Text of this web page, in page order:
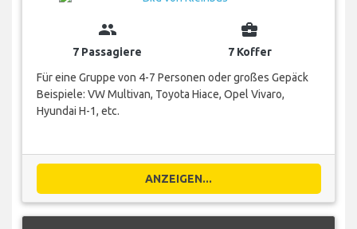
group
7 Passagiere
business_center
7 Koffer
Für eine Gruppe von 4-7 Personen oder großes Gepäck
Beispiele: VW Multivan, Toyota Hiace, Opel Vivaro,
Hyundai H-1, etc.
ANZEIGEN...